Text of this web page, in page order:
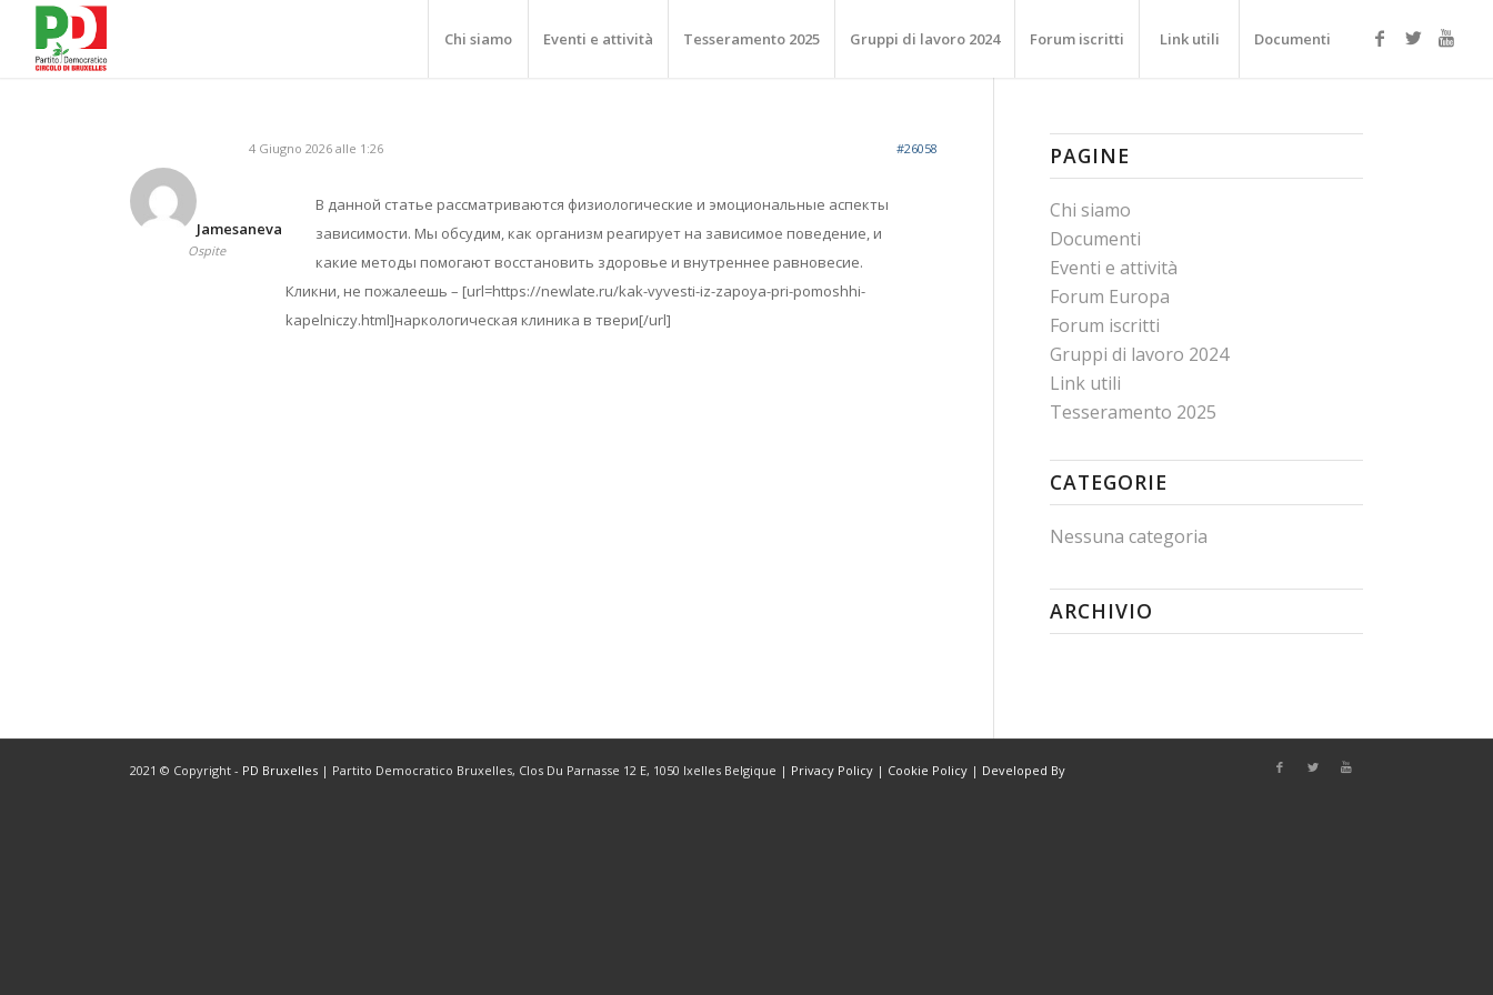
Chi siamo Eventi e attività Tesseramento 2025 Gruppi di lavoro 2024 Forum iscritti Link utili Documenti
4 Giugno 2026 alle 1:26 #26058
Jamesaneva
Ospite
В данной статье рассматриваются физиологические и эмоциональные аспекты
зависимости. Мы обсудим, как организм реагирует на зависимое поведение, и
какие методы помогают восстановить здоровье и внутреннее равновесие.
Кликни, не пожалеешь – [url=https://newlate.ru/kak-vyvesti-iz-zapoya-pri-pomoshhi-
kapelniczy.html]наркологическая клиника в твери[/url]
PAGINE
Chi siamo
Documenti
Eventi e attività
Forum Europa
Forum iscritti
Gruppi di lavoro 2024
Link utili
Tesseramento 2025
CATEGORIE
Nessuna categoria
ARCHIVIO
2021 © Copyright - PD Bruxelles | Partito Democratico Bruxelles, Clos Du Parnasse 12 E, 1050 Ixelles Belgique | Privacy Policy | Cookie Policy | Developed By